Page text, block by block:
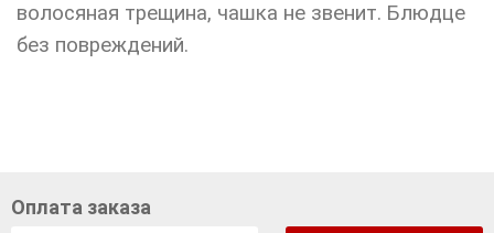
волосяная трещина, чашка не звенит. Блюдце
без повреждений.
Оплата заказа